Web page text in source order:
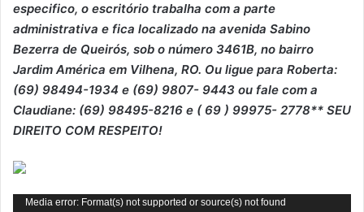
especifico, o escritório trabalha com a parte
administrativa e fica localizado na avenida Sabino
Bezerra de Queirós, sob o número 3461B, no bairro
Jardim América em Vilhena, RO. Ou ligue para Roberta:
(69) 98494-1934 e (69) 9807- 9443 ou fale com a
Claudiane: (69) 98495-8216 e ( 69 ) 99975- 2778** SEU
DIREITO COM RESPEITO!
Tocador
Media error: Format(s) not supported or source(s) not found